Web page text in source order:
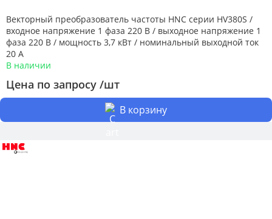
Векторный преобразователь частоты HNC серии HV380S /
входное напряжение 1 фаза 220 В / выходное напряжение 1
фаза 220 В / мощность 3,7 кВт / номинальный выходной ток
20 А
В наличии
Цена по запросу /шт
В корзину